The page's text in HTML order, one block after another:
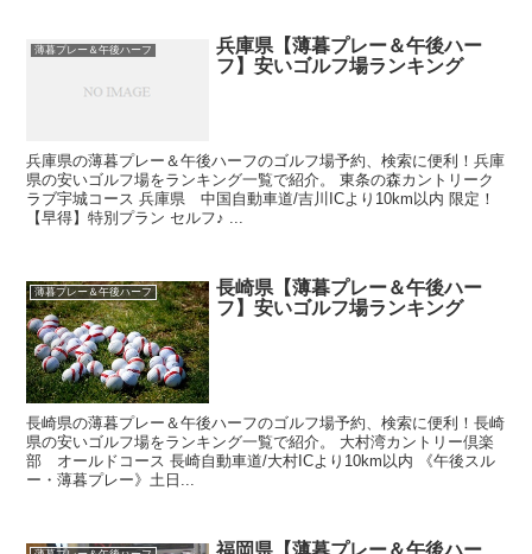
薄暮プレー＆午後ハーフ
兵庫県【薄暮プレー＆午後ハー
フ】安いゴルフ場ランキング
兵庫県の薄暮プレー＆午後ハーフのゴルフ場予約、検索に便利！兵庫
県の安いゴルフ場をランキング一覧で紹介。 東条の森カントリーク
ラブ宇城コース 兵庫県 中国自動車道/吉川ICより10km以内 限定！
【早得】特別プラン セルフ♪ ...
薄暮プレー＆午後ハーフ
長崎県【薄暮プレー＆午後ハー
フ】安いゴルフ場ランキング
長崎県の薄暮プレー＆午後ハーフのゴルフ場予約、検索に便利！長崎
県の安いゴルフ場をランキング一覧で紹介。 大村湾カントリー倶楽
部 オールドコース 長崎自動車道/大村ICより10km以内 《午後スル
ー・薄暮プレー》土日...
福岡県【薄暮プレー＆午後ハー